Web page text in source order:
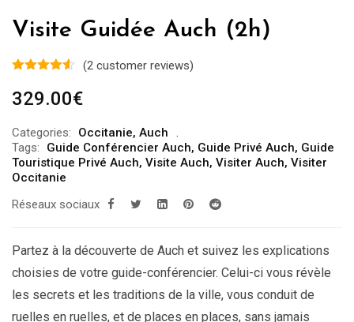
Visite Guidée Auch (2h)
(2 customer reviews)
329.00€
Categories: Occitanie, Auch
Tags:
Guide Conférencier Auch, Guide Privé Auch, Guide
Touristique Privé Auch, Visite Auch, Visiter Auch, Visiter
Occitanie
Réseaux sociaux
Partez à la découverte de Auch et suivez les explications
choisies de votre guide-conférencier. Celui-ci vous révèle
les secrets et les traditions de la ville, vous conduit de
ruelles en ruelles, et de places en places, sans jamais